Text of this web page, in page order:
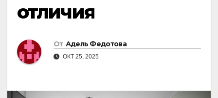
отличия
От Адель Федотова
ОКТ 25, 2025